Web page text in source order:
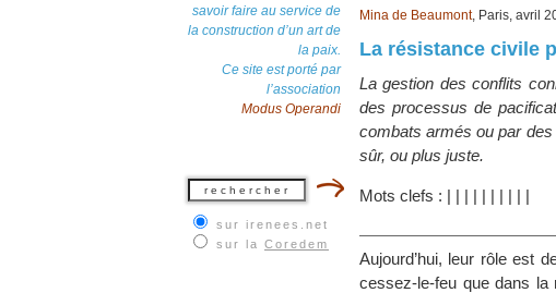
savoir faire au service de
la construction d’un art de
la paix.
Ce site est porté par
l’association
Modus Operandi
sur irenees.net
sur la Coredem
Mina de Beaumont, Paris, avril
La résistance civile
La gestion des conflits
des processus de
combats armés ou par des
sûr, ou plus juste.
Mots clefs : | | | | | | | | | |
Aujourd’hui, leur rôle est
cessez-le-feu que dans la